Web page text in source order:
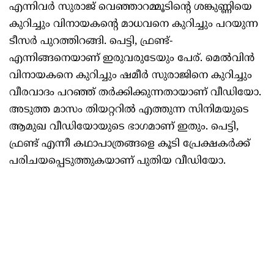
എന്നിവർ സുരാജ് വെഞ്ഞാറമ്മൂടിന്റെ ശങ്കുണ്ണിയെ
കുറിച്ചും വിനായകന്റെ മാധവനെ കുറിച്ചും പറയുന്ന
ടീസർ പുറത്തിറങ്ങി. പെട്ടി, ഫ്രണ്ട്-
എന്നിങ്ങനെയാണ് ഇരുവരുടേയും പേര്. മെൽവിൻ
വിനായകനെ കുറിച്ചും ഷമീർ സുരാജിനെ കുറിച്ചും
വീരവാദം പറഞ്ഞ് തർക്കിക്കുന്നതായാണ് വീഡിയോ.
അടുത്ത മാസം തിയറ്ററിൽ എത്തുന്ന സിനിമയുടെ
ആമുഖ വീഡിയോയുടെ ഭാഗമാണ് ഇതും. പെട്ടി,
ഫ്രണ്ട് എന്നീ കഥാപാത്രങ്ങളെ കൂടി പ്രേക്ഷകർക്ക്
പരിചയപ്പെടുത്തുകയാണ് പുതിയ വീഡിയോ.